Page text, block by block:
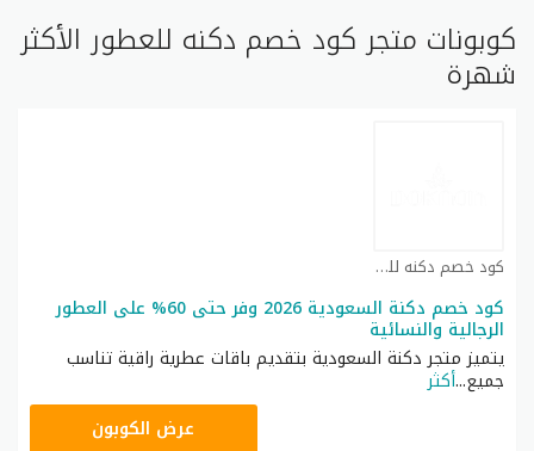
كوبونات متجر كود خصم دكنه للعطور الأكثر
شهرة
كود خصم دكنه للعطور كوبون
كود خصم دكنة السعودية 2026 وفر حتى 60% على العطور
الرجالية والنسائية
يتميز متجر دكنة السعودية بتقديم باقات عطرية راقية تناسب
جميع...أكثر
عرض الكوبون